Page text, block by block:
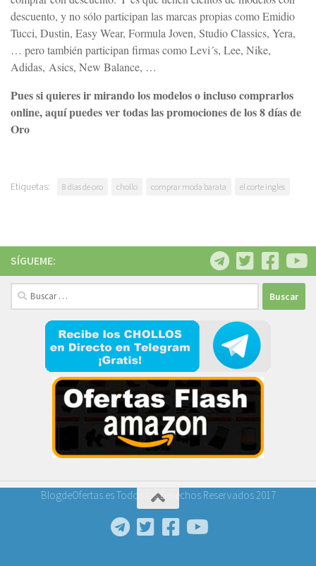
descuento, y no sólo participan las marcas propias como Emidio
Tucci, Dustin, Easy Wear, Formula Joven, Studio Classics, Yera,
… pero también participan firmas como Levi´s, Lee, Nike,
Adidas, Asics, New Balance, …
Pues si quieres ir mirando los modelos o incluso comprarlos
online, aquí puedes ver todas las promociones de los 8 días de
Oro
Etiquetas: 8 dias de oro chollo comprar moda barata el corte ingles
SÍGUEME:
Buscar:
BlogdeOfertas.es Todos los Derechos Reservados 2017